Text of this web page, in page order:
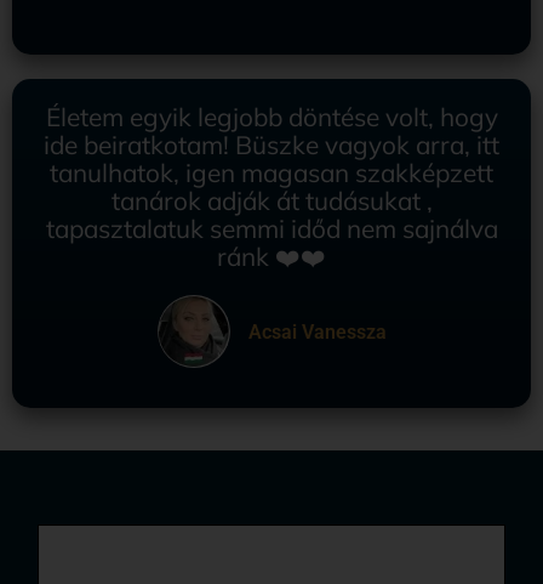
Életem egyik legjobb döntése volt, hogy
ide beiratkotam! Büszke vagyok arra, itt
tanulhatok, igen magasan szakképzett
tanárok adják át tudásukat ,
tapasztalatuk semmi időd nem sajnálva
ránk ❤️❤️
Acsai Vanessza